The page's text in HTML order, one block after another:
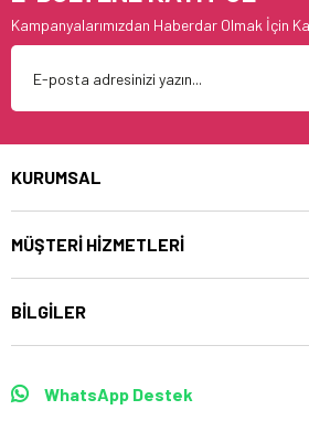
Kampanyalarımızdan Haberdar Olmak İçin
KURUMSAL
MÜŞTERİ HİZMETLERİ
BİLGİLER
WhatsApp Destek